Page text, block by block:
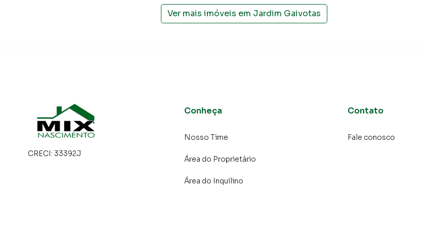
Ver mais imóveis em Jardim Gaivotas
CRECI: 33392J
Conheça
Nosso Time
Área do Proprietário
Área do Inquilino
Contato
Fale conosco